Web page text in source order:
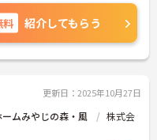
が可能なの
ど、さらに
相談くださ
料 紹介してもらう
更新日：2025年10月27日
ムみやじの森・風
株式会